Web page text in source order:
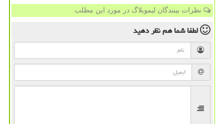
نظرات بینندگان لیموبلاگ در مورد این مطلب
لطفا شما همنظر دهید